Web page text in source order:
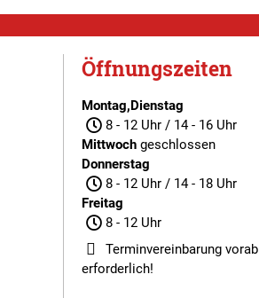
Öffnungszeiten
Montag,Dienstag
8 - 12 Uhr / 14 - 16 Uhr
Mittwoch geschlossen
Donnerstag
8 - 12 Uhr / 14 - 18 Uhr
Freitag
8 - 12 Uhr
Terminvereinbarungvorab
erforderlich!